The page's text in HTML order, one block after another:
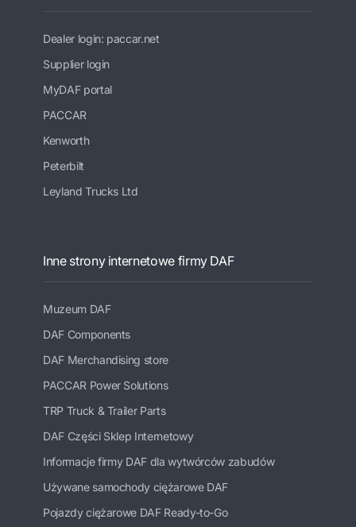
Dealer login: paccar.net
Supplier login
MyDAF portal
PACCAR
Kenworth
Peterbilt
Leyland Trucks Ltd
Inne strony internetowe firmy DAF
Muzeum DAF
DAF Components
DAF Merchandising store
PACCAR Power Solutions
TRP Truck & Trailer Parts
DAF Części Sklep Internetowy
Informacje firmy DAF dla wytwórców zabudów
Używane samochody ciężarowe DAF
Pojazdy ciężarowe DAF Ready-to-Go